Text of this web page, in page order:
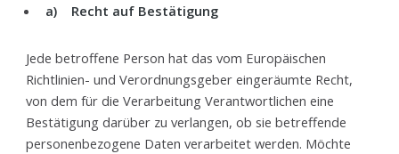
a) Recht auf Bestätigung
Jede betroffene Person hat das vom Europäischen
Richtlinien- und Verordnungsgeber eingeräumte Recht,
von dem für die Verarbeitung Verantwortlichen eine
Bestätigung darüber zu verlangen, ob sie betreffende
personenbezogene Daten verarbeitet werden. Möchte